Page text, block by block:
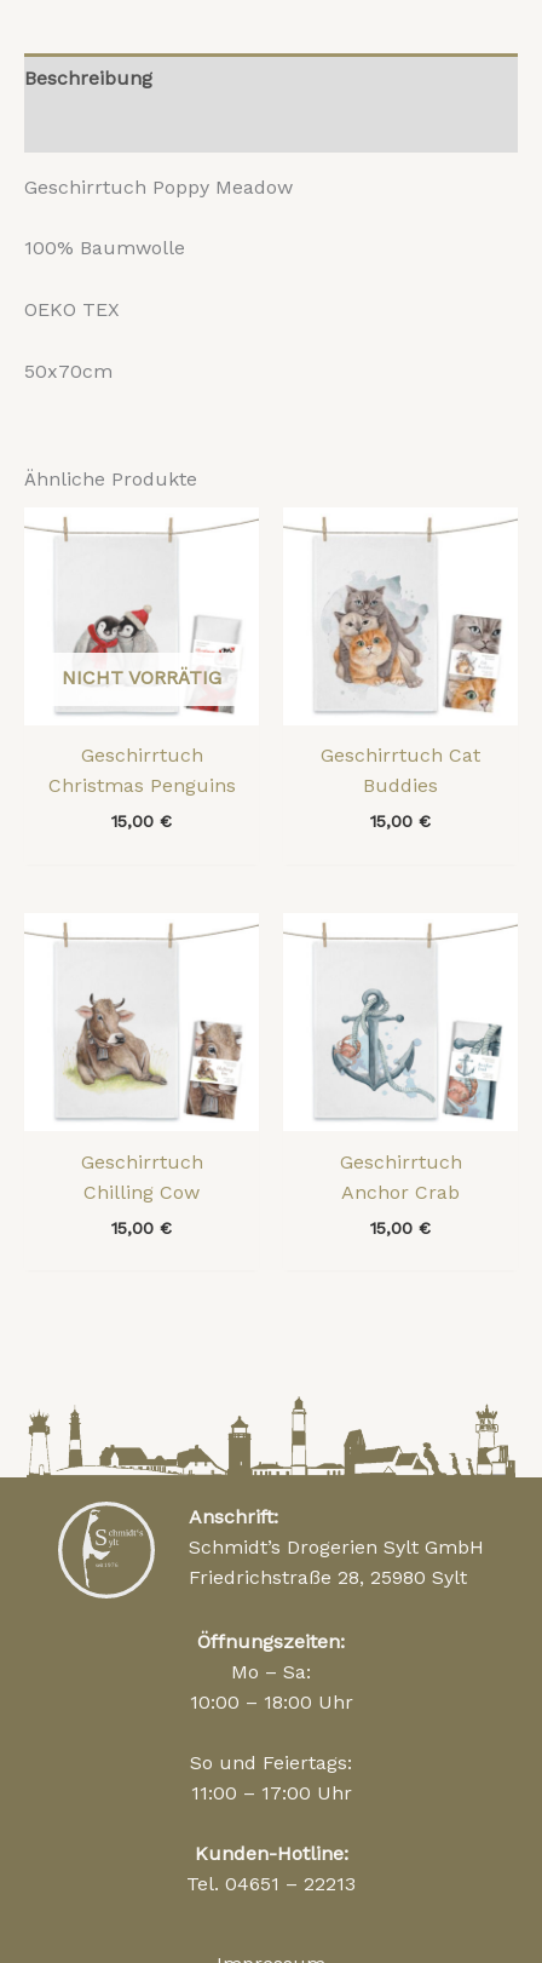
Beschreibung
Geschirrtuch Poppy Meadow
100% Baumwolle
OEKO TEX
50x70cm
Ähnliche Produkte
NICHT VORRÄTIG
Geschirrtuch
Christmas Penguins
15,00 €
Geschirrtuch Cat
Buddies
15,00 €
Geschirrtuch
Chilling Cow
15,00 €
Geschirrtuch
Anchor Crab
15,00 €
Anschrift:
Schmidt’s Drogerien Sylt GmbH
Friedrichstraße 28, 25980 Sylt
Öffnungszeiten:
Mo – Sa:
10:00 – 18:00 Uhr
So und Feiertags:
11:00 – 17:00 Uhr
Kunden-Hotline:
Tel. 04651 – 22213